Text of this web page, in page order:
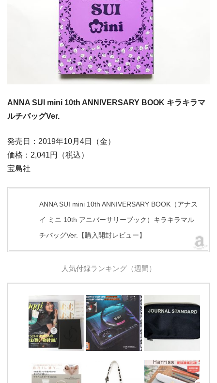
ANNA SUI mini 10th ANNIVERSARY BOOK キラキラマ
ルチバッグVer.
発売日：2019年10月4日（金）
価格：2,041円（税込）
宝島社
ANNA SUI mini 10th ANNIVERSARY BOOK（アナス
イ ミニ 10th アニバーサリーブック）キラキラマル
チバッグVer.【購入開封レビュー】
人気付録ランキング（週間）